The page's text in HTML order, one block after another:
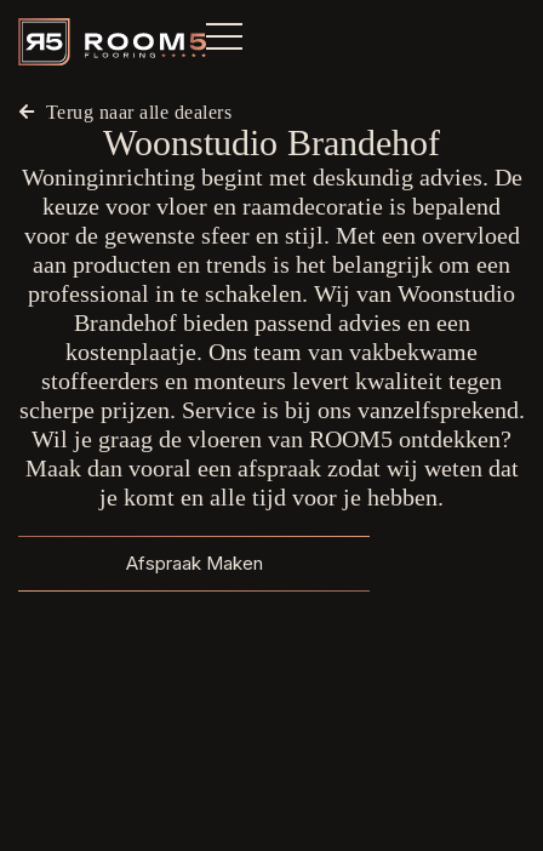
Terug naar alle dealers
Woonstudio Brandehof
Woninginrichting begint met deskundig advies. De
keuze voor vloer en raamdecoratie is bepalend
voor de gewenste sfeer en stijl. Met een overvloed
aan producten en trends is het belangrijk om een
professional in te schakelen. Wij van Woonstudio
Brandehof bieden passend advies en een
kostenplaatje. Ons team van vakbekwame
stoffeerders en monteurs levert kwaliteit tegen
scherpe prijzen. Service is bij ons vanzelfsprekend.
Wil je graag de vloeren van ROOM5 ontdekken?
Maak dan vooral een afspraak zodat wij weten dat
je komt en alle tijd voor je hebben.
Afspraak Maken